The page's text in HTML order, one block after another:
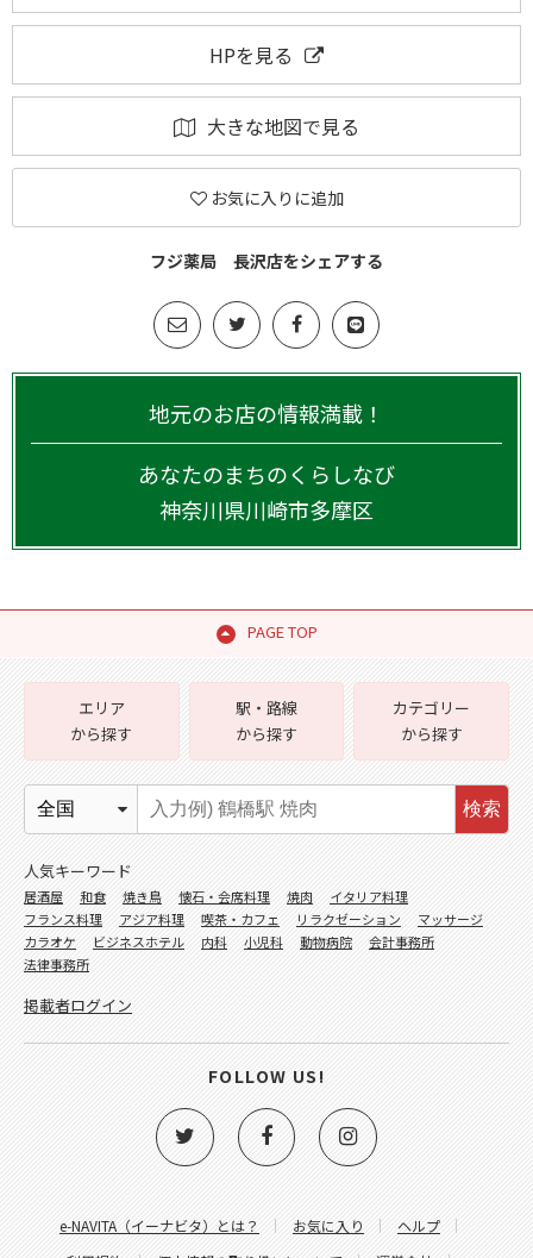
HPを見る
大きな地図で見る
お気に入りに追加
フジ薬局 長沢店をシェアする
地元のお店の情報満載！
あなたのまちのくらしなび
神奈川県川崎市多摩区
PAGE TOP
e-NAVITA（イーナビタ）とは？ お気に入り
ヘルプ
エリア
から探す
駅・路線
から探す
カテゴリー
から探す
検索
人気キーワード
居酒屋 和食 焼き鳥 懐石・会席料理 焼肉
イタリア料理
フランス料理
アジア料理 喫茶・カフェ リラクゼーション
マッサージ
カラオケ
ビジネスホテル 内科 小児科 動物病院
会計事務所
法律事務所
掲載者ログイン
FOLLOW US!